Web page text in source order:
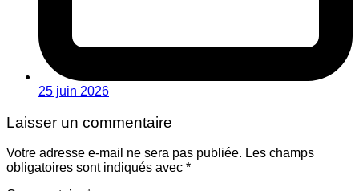
25 juin 2026
Laisser un commentaire
Votre adresse e-mail ne sera pas publiée. Les champs
obligatoires sont indiqués avec *